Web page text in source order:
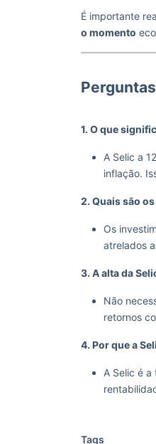
É importante
o momento
1. O que
A Selic a
inflação.
2. Quais são
Os
atrelados
3. A alta da
Não
retornos
4. Por que a
A Selic é
Tags